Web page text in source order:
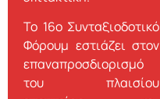
Το 16ο Συνταξιοδοτικό
Φόρουμ εστιάζει στον
επαναπροσδιορισμό
του πλαισίου